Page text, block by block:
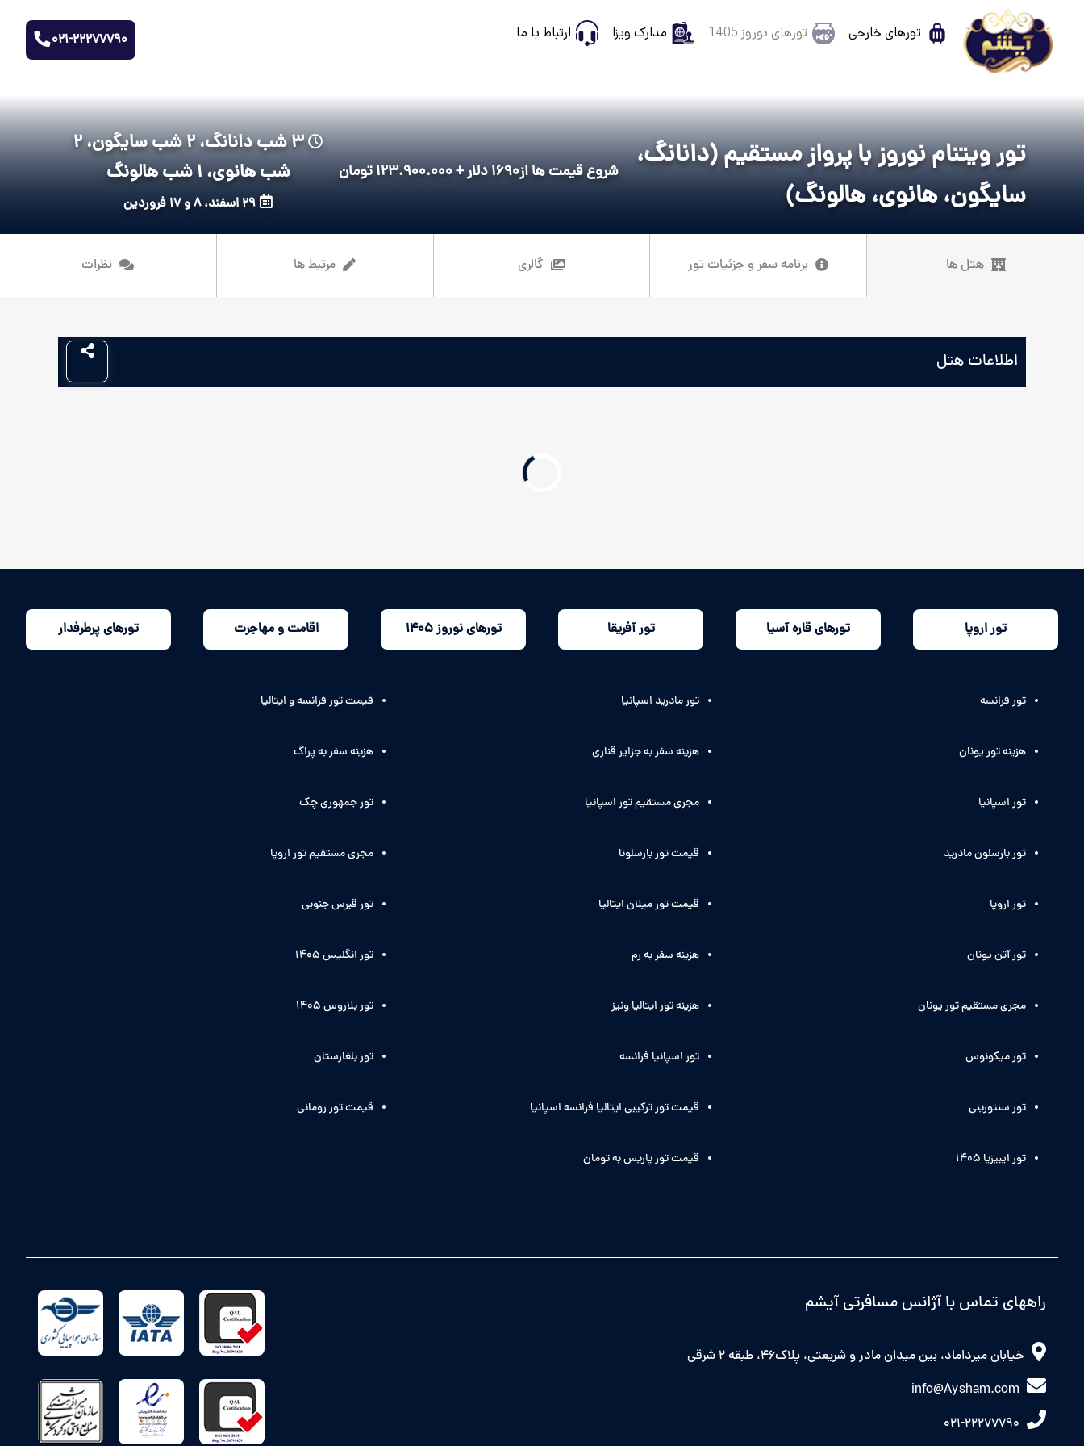
تورهای خارجی تورهای نوروز 1405 مدارک ویزا ارتباط با ما 021-22277790
تور ویتنام نوروز با پرواز مستقیم (دانانگ،
سایگون، هانوی، هالونگ)
شروع قیمت ها از1690 دلار + 123.900.000 تومان
3 شب دانانگ، 2 شب سایگون، 2
شب هانوی، 1 شب هالونگ
29 اسفند، 8 و 17 فروردین
هتل ها برنامه سفر و جزئیات تور گالری مرتبط ها نظرات
اطلاعات هتل
تور اروپا تورهای قاره آسیا تور آفریقا تورهای نوروز 1405 اقامت و مهاجرت تورهای پرطرفدار
تور فرانسه
هزینه تور یونان
تور اسپانیا
تور بارسلون مادرید
تور اروپا
تور آتن یونان
مجری مستقیم تور یونان
تور میکونوس
تور سنتورینی
تور ایبیزیا 1405
تور مادرید اسپانیا
هزینه سفر به جزایر قناری
مجری مستقیم تور اسپانیا
قیمت تور بارسلونا
قیمت تور میلان ایتالیا
هزینه سفر به رم
هزینه تور ایتالیا ونیز
تور اسپانیا فرانسه
قیمت تور ترکیبی ایتالیا فرانسه اسپانیا
قیمت تور پاریس به تومان
قیمت تور فرانسه و ایتالیا
هزینه سفر به پراگ
تور جمهوری چک
مجری مستقیم تور اروپا
تور قبرس جنوبی
تور انگلیس ۱۴۰5
تور بلاروس 1405
تور بلغارستان
قیمت تور رومانی
راههای تماس با آژانس مسافرتی آیشم
خیابان میرداماد، بین میدان مادر و شریعتی، پلاک46، طبقه 2 شرقی